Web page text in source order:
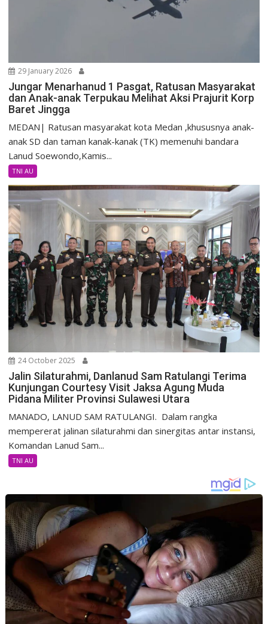
29 January 2026
Jungar Menarhanud 1 Pasgat, Ratusan Masyarakat
dan Anak-anak Terpukau Melihat Aksi Prajurit Korp
Baret Jingga
MEDAN| Ratusan masyarakat kota Medan ,khususnya anak-
anak SD dan taman kanak-kanak (TK) memenuhi bandara
Lanud Soewondo,Kamis...
TNI AU
24 October 2025
Jalin Silaturahmi, Danlanud Sam Ratulangi Terima
Kunjungan Courtesy Visit Jaksa Agung Muda
Pidana Militer Provinsi Sulawesi Utara
MANADO, LANUD SAM RATULANGI. Dalam rangka
mempererat jalinan silaturahmi dan sinergitas antar instansi,
Komandan Lanud Sam...
TNI AU